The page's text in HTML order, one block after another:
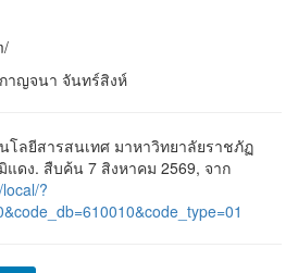
าญจนา จันทร์สิงห์
โลยีสารสนเทศ มาหาวิทยาลัยราชภัฏ
แดง. สืบค้น 7 สิงหาคม 2569, จาก
?